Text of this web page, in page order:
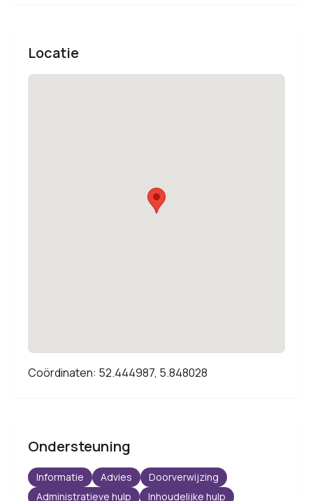
Locatie
Coördinaten: 52.444987, 5.848028
Ondersteuning
Informatie Advies
Doorverwijzing
Administratieve hulp
Inhoudelijke hulp